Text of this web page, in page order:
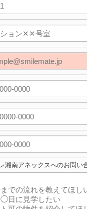
湘南アネックスへのお問い